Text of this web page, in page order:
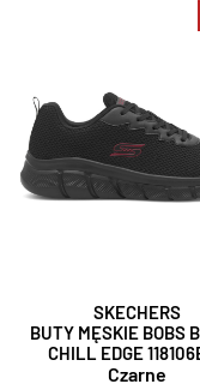
SKECHERS
BUTY MĘSKIE BOBS
CHILL EDGE
Czarne